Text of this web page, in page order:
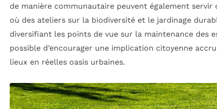
de manière communautaire peuvent également servir
où des ateliers sur la biodiversité et le jardinage
diversifiant les points de vue sur la maintenance des
possible d’encourager une implication citoyenne
lieux en réelles oasis urbaines.